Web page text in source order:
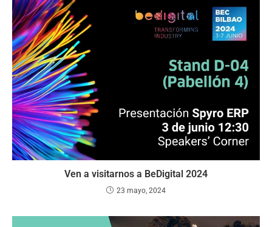
Ven a visitarnos a BeDigital 2024
23 mayo, 2024